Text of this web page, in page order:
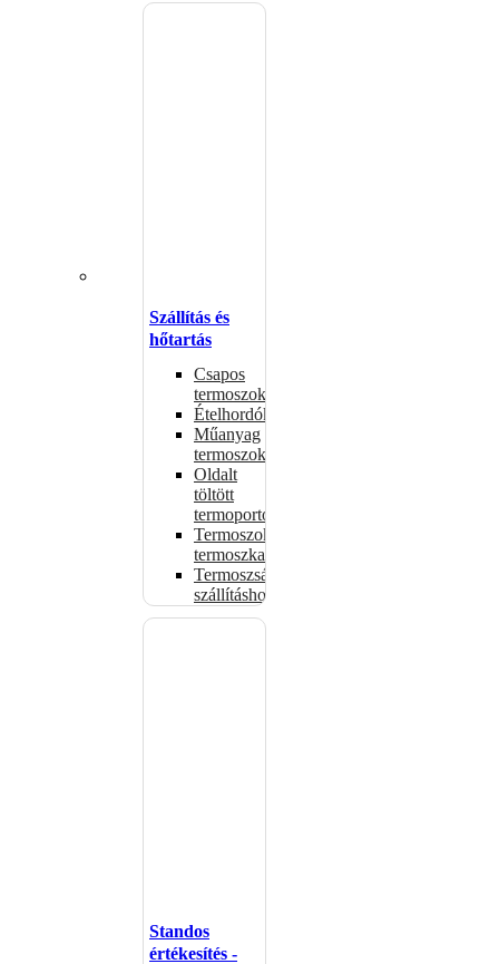
Szállítás és
hőtartás
Csapos
termoszok
Ételhordók
Műanyag
termoszok
Oldalt
töltött
termoportok
Termoszok,
termoszkannák
Termoszsákok
szállításhoz
Standos
értékesítés -